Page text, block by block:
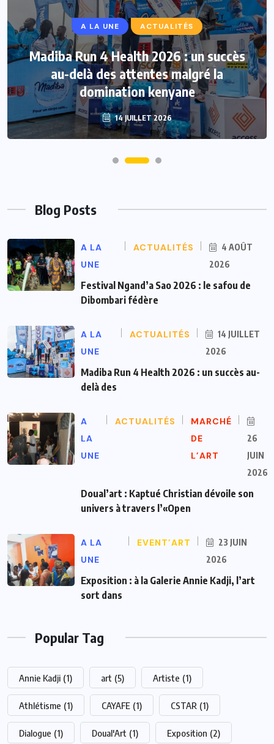
A LA UNE ACTUALITÉS
Madiba Run 4 Health 2026 : un succès
au-delà des attentes malgré la
domination kenyane
14 JUILLET 2026
Blog Posts
A LA
UNE
ACTUALITÉS
4 AOÛT
2026
Festival Ngand’a Sao 2026 : le safou de
Dibombari fédère
A LA
UNE
ACTUALITÉS
14 JUILLET
2026
Madiba Run 4 Health 2026 : un succès au-
delà des
A
LA
UNE
ACTUALITÉS
MARCHÉ
DE
L’ART
26
JUIN
2026
Doual’art : Kaptué Christian dévoile son
univers à travers l’«Open
A LA
UNE
EVENT’ART
23 JUIN
2026
Exposition : à la Galerie Annie Kadji, l’art
sort dans
Popular Tag
Annie Kadji (1) art (5) Artiste (1)
Athlétisme (1) CAYAFE (1) CSTAR (1)
Dialogue (1) Doual'Art (1) Exposition (2)